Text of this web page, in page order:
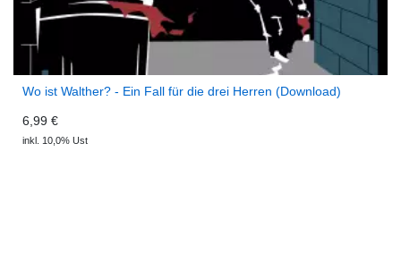
Wo ist Walther? - Ein Fall für die drei Herren (Download)
6,99 €
inkl. 10,0% Ust